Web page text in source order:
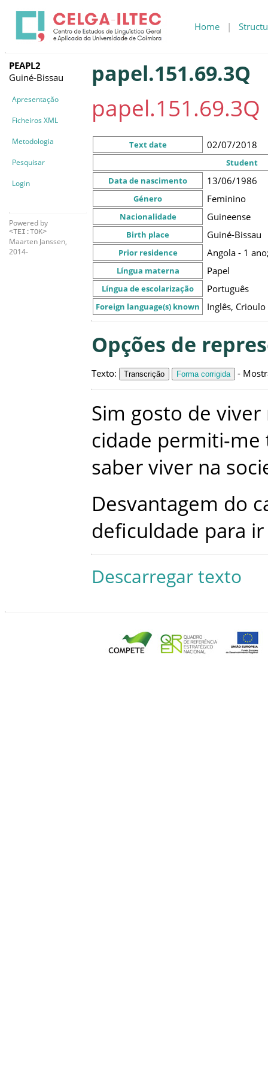
Home |
PEAPL2
Guiné-Bissau
Apresentação
Ficheiros XML
Metodologia
Pesquisar
Login
Powered by
<TEI:TOK>
Maarten Janssen,
2014-
papel.151.69.3Q
papel.151.69.3Q
Text date 02/07/2018
Student
Data de nascimento
13/06/1986
Género Feminino
Nacionalidade Guineense
Birth place Guiné-Bissau
Prior residence Angola - 1
Língua materna Papel
Língua de escolarização Português
Foreign language(s) known Inglês, Crioulo
Opções de
Texto: Transcrição Forma corrigida -
Sim gosto de viver
cidade permiti-me
saber viver na
Desvantagem do
deficuldade para ir
Descarregar texto